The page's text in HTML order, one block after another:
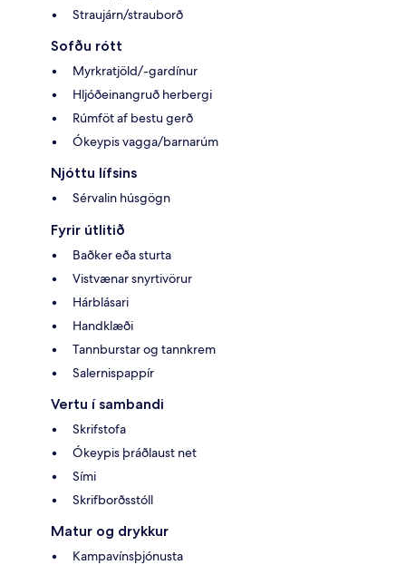
Straujárn/strauborð
Sofðu rótt
Myrkratjöld/-gardínur
Hljóðeinangruð herbergi
Rúmföt af bestu gerð
Ókeypis vagga/barnarúm
Njóttu lífsins
Sérvalin húsgögn
Fyrir útlitið
Baðker eða sturta
Vistvænar snyrtivörur
Hárblásari
Handklæði
Tannburstar og tannkrem
Salernispappír
Vertu í sambandi
Skrifstofa
Ókeypis þráðlaust net
Sími
Skrifborðsstóll
Matur og drykkur
Kampavínsþjónusta